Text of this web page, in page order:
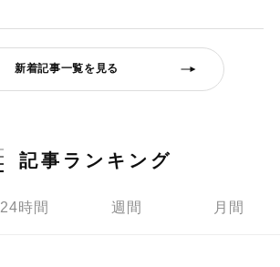
新着記事一覧を見る
記事ランキング
24時間 週間 月間